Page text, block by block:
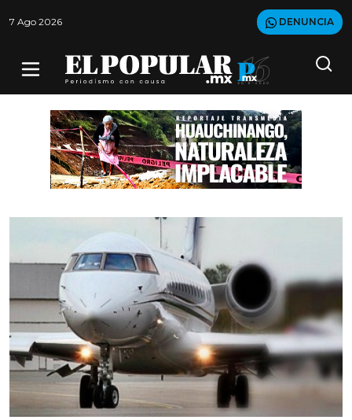
7 Ago 2026 DENUNCIA